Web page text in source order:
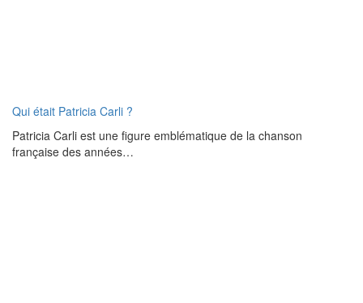
Qui était Patricia Carli ?
Patricia Carli est une figure emblématique de la chanson
française des années…